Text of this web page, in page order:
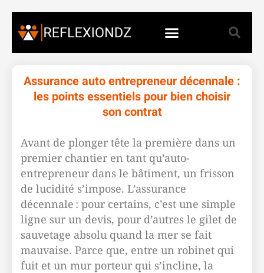
Assurance auto entrepreneur décennale :
les points essentiels pour bien choisir
son contrat
Avant de plonger tête la première dans un
premier chantier en tant qu’auto-
entrepreneur dans le bâtiment, un frisson
de lucidité s’impose. L’assurance
décennale : pour certains, c’est une simple
ligne sur un devis, pour d’autres le gilet de
sauvetage absolu quand la mer se fait
mauvaise. Parce que, entre un robinet qui
fuit et un mur porteur qui s’incline, la